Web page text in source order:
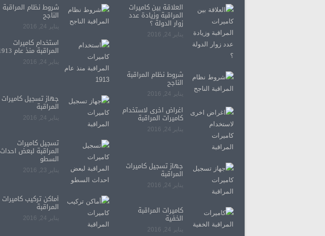
العلاقة بين كاميرات
المراقبة وزيادة عدد
زوار الدولة ؟
يناير 24, 2016
شروط نظام المراقبة
الناجح
يناير 24, 2016
اغراض اخرى لاستخدام
كاميرات المراقبة
يناير 24, 2016
جهاز تسجيل كاميرات
المراقبة
يناير 24, 2016
كاميرات المراقبة
الخفية
يناير 24, 2016
شروط نظام المراقبة
الناجح
يناير 24, 2016
استخدام كاميرات
المراقبة منذ عام 1913
يناير 24, 2016
جهاز تسجيل كاميرات
المراقبة
يناير 24, 2016
تسجيل كاميرات
المراقبة لبعض احداث
السطو
يناير 23, 2016
أماكن تركيب كاميرات
المراقبة
يناير 24, 2016